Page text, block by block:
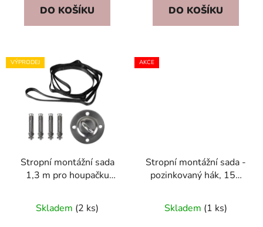
DO KOŠÍKU DO KOŠÍKU
VÝPRODEJ
Stropní montážní sada
1,3 m pro houpačku
držák, kotvy, lano
Skladem (2 ks)
AKCE
Stropní montážní sada -
pozinkovaný hák, 150
houpačku 200 kg
Skladem (1 ks)